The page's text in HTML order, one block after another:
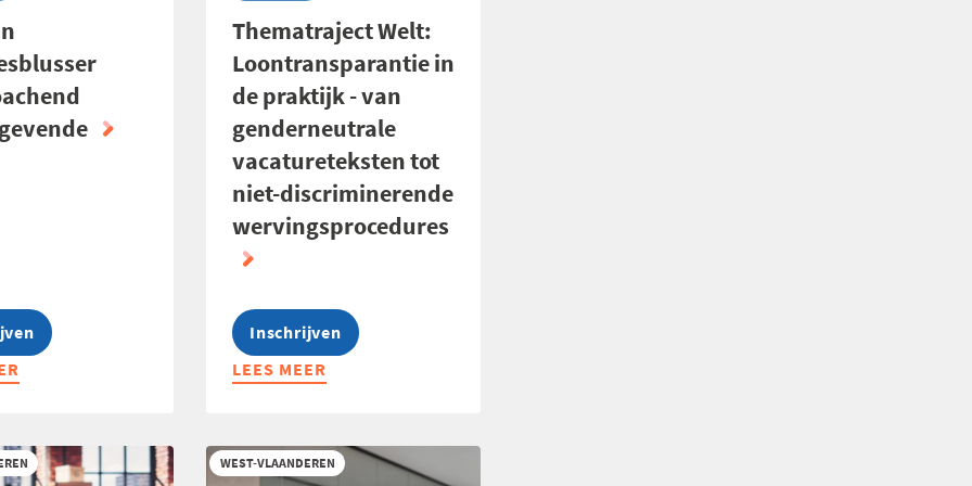
Thematraject Welt:
Loontransparantie in
de praktijk - van
genderneutrale
vacatureteksten tot
niet-discriminerende
wervingsprocedures
Inschrijven
LEES MEER
ABOUT
LOONTRANSPARANTIE
IN
WEST-VLAANDEREN